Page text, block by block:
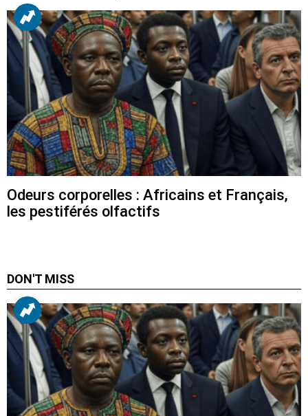
Odeurs corporelles : Africains et Français,
les pestiférés olfactifs
DON'T MISS